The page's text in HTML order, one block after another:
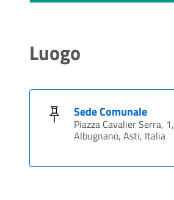
Luogo
Sede Comunale
Piazza Cavalier Serra, 1,
Albugnano, Asti, Italia